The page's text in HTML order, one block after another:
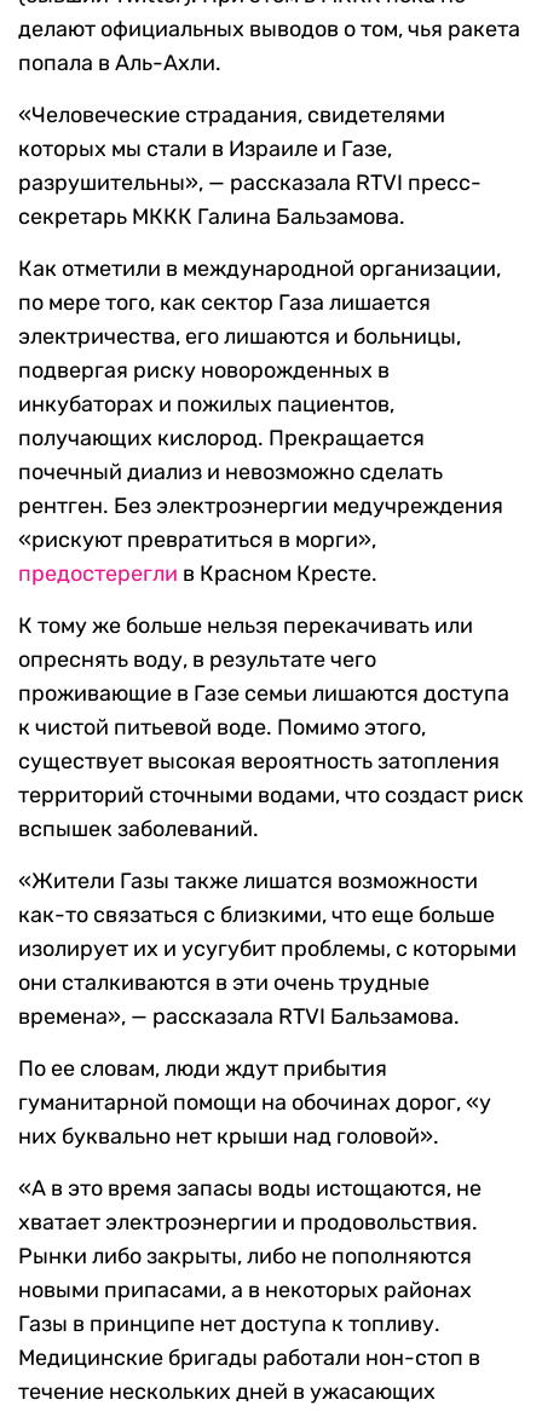
делают официальных выводов о том, чья ракета
попала в Аль-Ахли.
«Человеческие страдания, свидетелями
которых мы стали в Израиле и Газе,
разрушительны», — рассказала RTVI пресс-
секретарь МККК Галина Бальзамова.
Как отметили в международной организации,
по мере того, как сектор Газа лишается
электричества, его лишаются и больницы,
подвергая риску новорожденных в
инкубаторах и пожилых пациентов,
получающих кислород. Прекращается
почечный диализ и невозможно сделать
рентген. Без электроэнергии медучреждения
«рискуют превратиться в морги»,
предостерегли в Красном Кресте.
К тому же больше нельзя перекачивать или
опреснять воду, в результате чего
проживающие в Газе семьи лишаются доступа
к чистой питьевой воде. Помимо этого,
существует высокая вероятность затопления
территорий сточными водами, что создаст риск
вспышек заболеваний.
«Жители Газы также лишатся возможности
как-то связаться с близкими, что еще больше
изолирует их и усугубит проблемы, с которыми
они сталкиваются в эти очень трудные
времена», — рассказала RTVI Бальзамова.
По ее словам, люди ждут прибытия
гуманитарной помощи на обочинах дорог, «у
них буквально нет крыши над головой».
«А в это время запасы воды истощаются, не
хватает электроэнергии и продовольствия.
Рынки либо закрыты, либо не пополняются
новыми припасами, а в некоторых районах
Газы в принципе нет доступа к топливу.
Медицинские бригады работали нон-стоп в
течение нескольких дней в ужасающих